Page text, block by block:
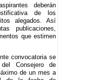
deberán
de los
alegados. Así
publicaciones,
que estimen
convocatoria se
Consejero de
de un mes a